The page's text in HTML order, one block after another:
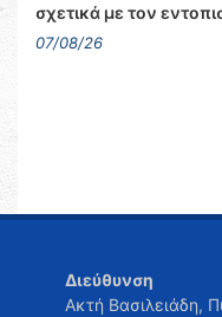
σχετικά με τον
07/08/26
Διεύθυνση
Ακτή Βασιλειάδη,